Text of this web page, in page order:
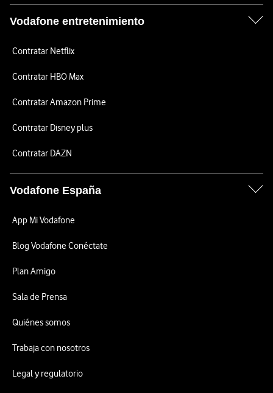
Vodafone entretenimiento
Contratar Netflix
Contratar HBO Max
Contratar Amazon Prime
Contratar Disney plus
Contratar DAZN
Vodafone España
App Mi Vodafone
Blog Vodafone Conéctate
Plan Amigo
Sala de Prensa
Quiénes somos
Trabaja con nosotros
Legal y regulatorio